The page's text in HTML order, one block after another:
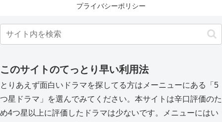
プライバシーポリシー
このサイトのてっとり早い利用法
とりあえず面白いドラマを探してる方はメーニューにある「5
つ星ドラマ」を選んでみてください。本サイトは辛口評価のた
め4つ星以上に評価したドラマは少ないです。メニューにはい